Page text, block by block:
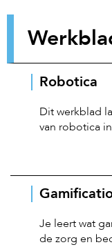
Robotica
Dit werkblad
van robotica
Je leert wat
de zorg en